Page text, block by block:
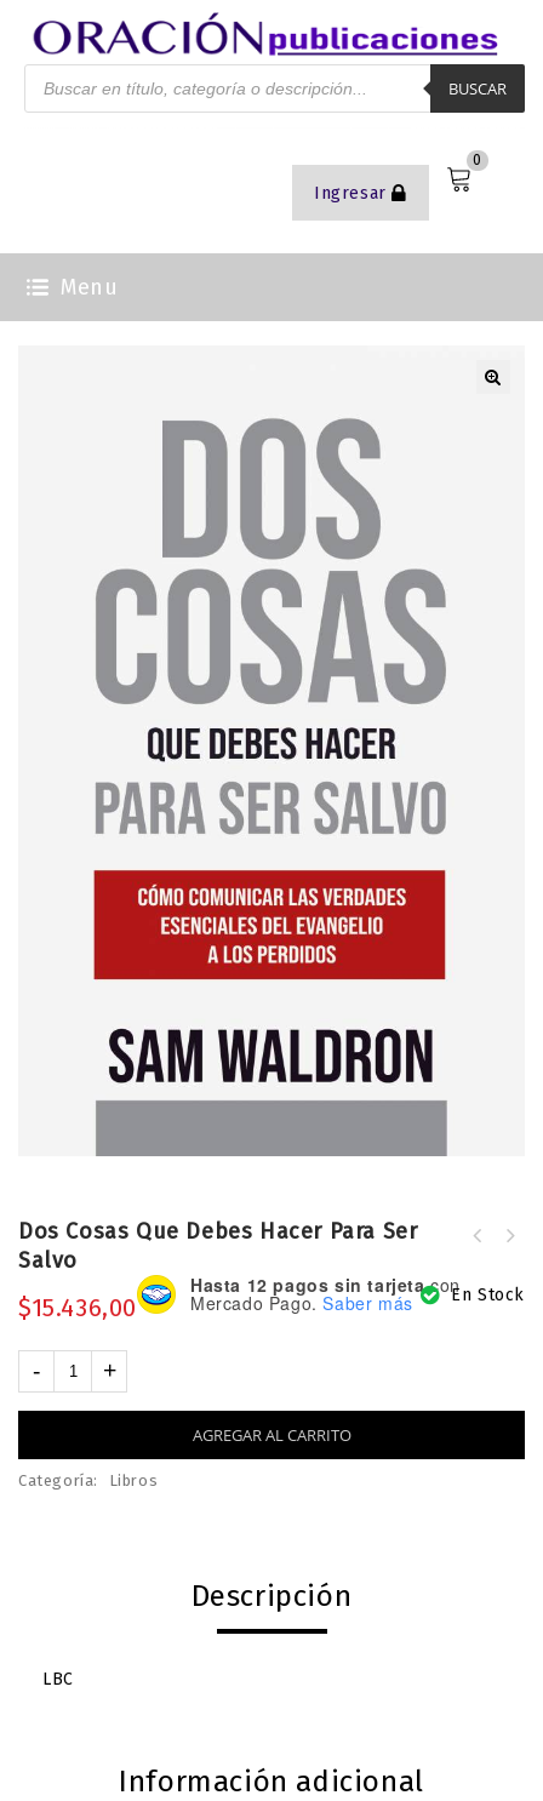
Ingresar
0
BUSCAR
Menu
Dos Cosas Que Debes Hacer Para Ser
Salvo
$15.436,00 En Stock
Hasta 12 pagos sin tarjetacon
Mercado Pago. Saber más
AGREGAR AL CARRITO
Categoría: Libros
Descripción
LBC
Información adicional